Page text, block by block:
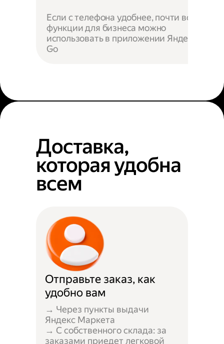
Если с телефона удобнее, почти все
функции для бизнеса можно
использовать в приложении Яндекс
Go
Доставка,
которая удобна
всем
Отправьте заказ, как
удобно вам
→ Через пункты выдачи
Яндекс Маркета
→ С собственного склада: за
заказами приедет легковой